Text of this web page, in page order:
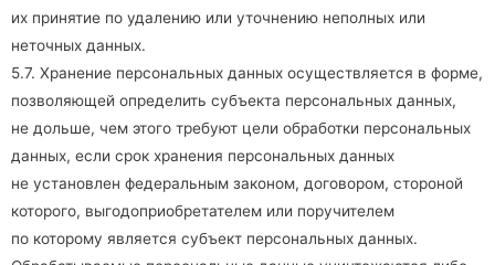
их принятие по удалению или уточнению неполных или
неточных данных.
5.7. Хранение персональных данных осуществляется в форме,
позволяющей определить субъекта персональных данных,
не дольше, чем этого требуют цели обработки персональных
данных, если срок хранения персональных данных
не установлен федеральным законом, договором, стороной
которого, выгодоприобретателем или поручителем
по которому является субъект персональных данных.